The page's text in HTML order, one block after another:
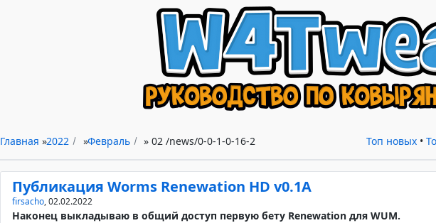
Главная »2022 »Февраль » 02 Топ новых •
/news/0-0-1-0-16-2
Публикация Worms Renewation HD v0.1A
firsacho,02.02.2022
Наконец выкладываю в общий доступ первую бету Renewation для WUM.